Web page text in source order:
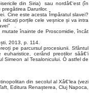
din Siria) sau nordâ€‘est (în
Darurilor.
Cine este acesta Împăratul slavei?
porțile cele veșnice și va intra
.
mutate înainte de Proscomidie, încât
2013, p. 114.
pe parcursul procesiunii. Sfântul
cerând preoților săâ€‘i
Simeon al Tesalonicului. O astfel de
din secolul al Xâ€‘lea (vezi
Editura Renașterea, Cluj Napoca,